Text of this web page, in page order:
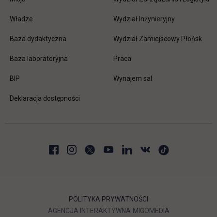
Władze
Baza dydaktyczna
Baza laboratoryjna
BIP
Deklaracja dostępności
Wydział Inżynieryjny
Wydział Zamiejscowy Płońsk
Praca
Wynajem sal
POLITYKA PRYWATNOŚCI
AGENCJA INTERAKTYWNA LINK OTWIERA SIĘ W
MIGOMEDIA